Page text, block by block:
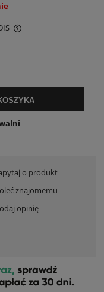
o produkt
znajomemu
opinię